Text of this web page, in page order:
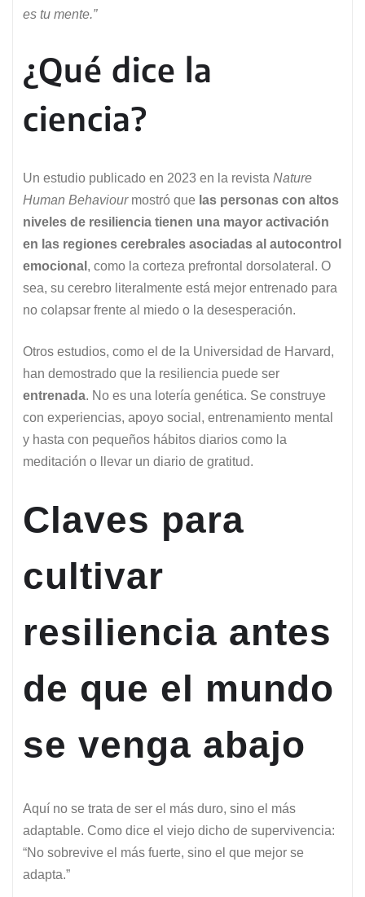
es tu mente.”
¿Qué dice la
ciencia?
Un estudio publicado en 2023 en la revista Nature
Human Behaviourmostró que las personas con altos
niveles de resiliencia tienen una mayor activación
en las regiones cerebrales asociadas al autocontrol
emocional , como la corteza prefrontal dorsolateral. O
sea, su cerebro literalmente está mejor entrenado para
no colapsar frente al miedo o la desesperación.
Otros estudios, como el de la Universidad de Harvard,
han demostrado que la resiliencia puede ser
entrenada. No es una lotería genética. Se construye
con experiencias, apoyo social, entrenamiento mental
y hasta con pequeños hábitos diarios como la
meditación o llevar un diario de gratitud.
Claves para
cultivar
resiliencia antes
de que el mundo
se venga abajo
Aquí no se trata de ser el más duro, sino el más
adaptable. Como dice el viejo dicho de supervivencia:
“No sobrevive el más fuerte, sino el que mejor se
adapta.”